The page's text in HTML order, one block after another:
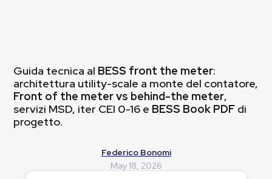
Guida tecnica al BESS front the meter:
architettura utility-scale a monte del contatore,
Front of the meter vs behind-the meter,
servizi MSD, iter CEI 0-16 e BESS Book PDF di
progetto.
Federico Bonomi
May 18, 2026